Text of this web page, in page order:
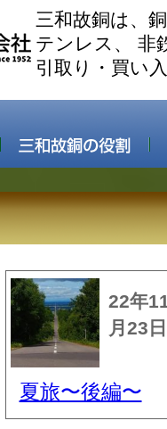
三和故銅は、
テンレス、 非
引取り・買い
22年
月23日
夏旅〜後編〜